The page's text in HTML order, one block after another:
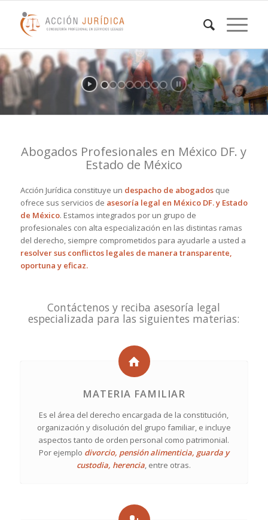
Abogados Profesionales en México DF. y
Estado de México
Acción Jurídica constituye un despacho de abogadosque
ofrece sus servicios de asesoría legal en México DF. y Estado
de México. Estamos integrados por un grupo de
profesionales con alta especialización en las distintas ramas
del derecho, siempre comprometidos para ayudarle a usted a
resolver sus conflictos legales de manera transparente,
oportuna y eficaz.
Contáctenos y reciba asesoría legal
especializada para las siguientes materias:
MATERIA FAMILIAR
Es el área del derecho encargada de la constitución,
organización y disolución del grupo familiar, e incluye
aspectos tanto de orden personal como patrimonial.
Por ejemplo divorcio, pensión alimenticia, guarda y
custodia, herencia, entre otras.